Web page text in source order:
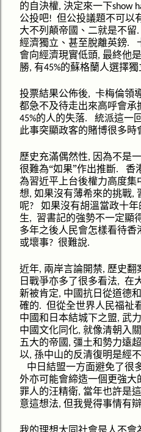
的自決權, 決定來一下show
公投吧! 但公投議題不可以
大不列顛帝國、二就是不留.
經濟獨立、甚至脫離英鎊.
會向經濟現實低頭, 最終他
勝, 有45%的蘇格蘭人選擇獨
投票結果公佈後, 卡梅倫領
都急不及待走出來高呼會承
45%的人的失落. 統派這一
此事突顯政客的賭博很多時
歷史充滿偶然性, 因為不是
很難為“如果”作出推斷.
香
為習近平上台後權力高度集
想, 如果沒有薄希來的挑戰,
呢? 如果沒有胡溫當政十
生, 習書記的強勢不一定顯
多年之後人民會怎樣看待香
或壞事? 很難說.
近年, 兩岸言論開禁, 歷史翻
日戰爭亦多了很多看法, 在
新被肯定, 中國抗日從道德
確的. 但從全世界人民福祉
中國和日本結城下之盟, 武
中國文化同化, 就像清朝入
五大的帝國 , 彊土和勢力遠
以, 孫中山的反清復明是經
中日結盟一方面避免了很
外亦可能會締造一個更強大
罪人的汪精衛, 當年也許是
意這想法, 但我覺得事情有
我的理想大同社會是人不會